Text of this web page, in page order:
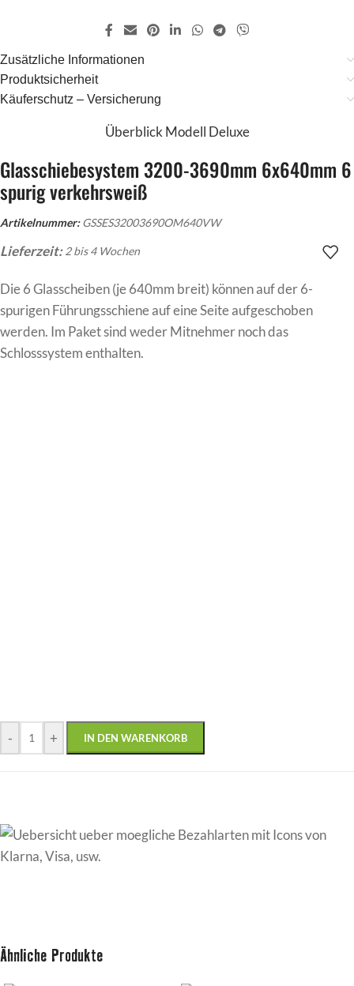
Zusätzliche Informationen
Produktsicherheit
Käuferschutz – Versicherung
Überblick Modell Deluxe
Glasschiebesystem 3200-3690mm 6x640mm 6
spurig verkehrsweiß
Artikelnummer:GSSES32003690OM640VW
Lieferzeit: 2 bis 4 Wochen
Die 6 Glasscheiben (je 640mm breit) können auf der 6-
spurigen Führungsschiene auf eine Seite aufgeschoben
werden. Im Paket sind weder Mitnehmer noch das
Schlosssystem enthalten.
- + IN DEN WARENKORB
Ähnliche Produkte